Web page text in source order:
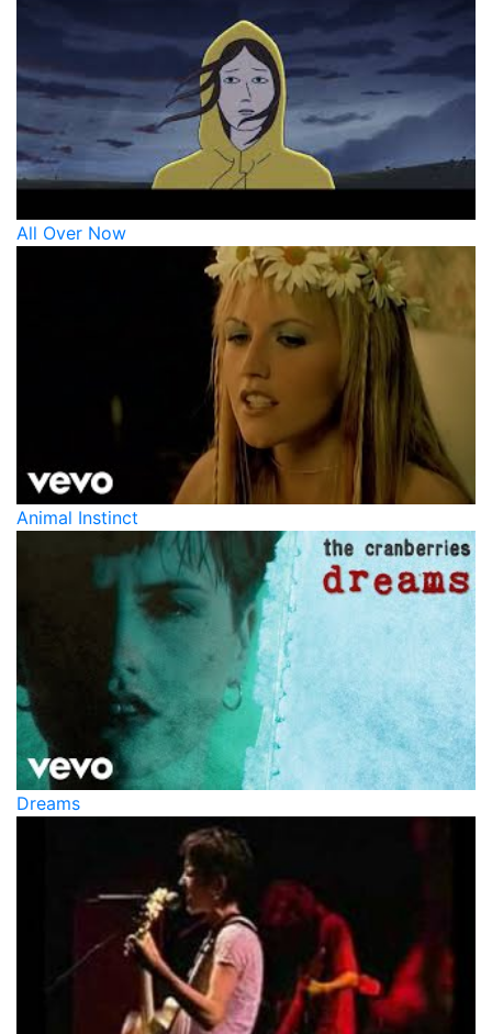
All Over Now
Animal Instinct
Dreams